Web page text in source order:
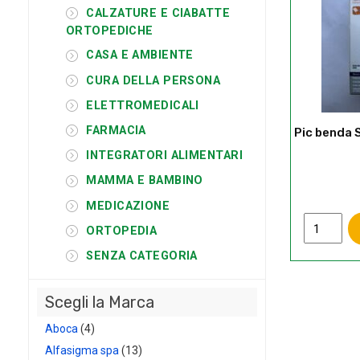
CALZATURE E CIABATTE
ORTOPEDICHE
CASA E AMBIENTE
CURA DELLA PERSONA
ELETTROMEDICALI
FARMACIA
INTEGRATORI ALIMENTARI
MAMMA E BAMBINO
MEDICAZIONE
ORTOPEDIA
SENZA CATEGORIA
Scegli la Marca
Aboca(4)
Alfasigma spa(13)
Pic benda
Pic